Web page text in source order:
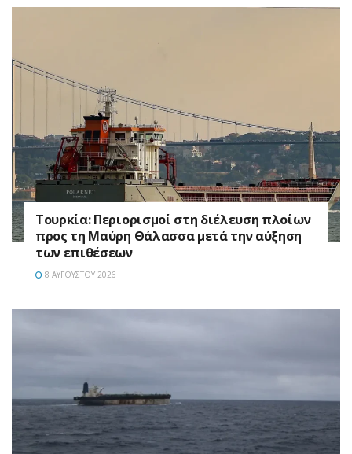
Τουρκία: Περιορισμοί στη διέλευση πλοίων
προς τη Μαύρη Θάλασσα μετά την αύξηση
των επιθέσεων
8 ΑΥΓΟΎΣΤΟΥ 2026